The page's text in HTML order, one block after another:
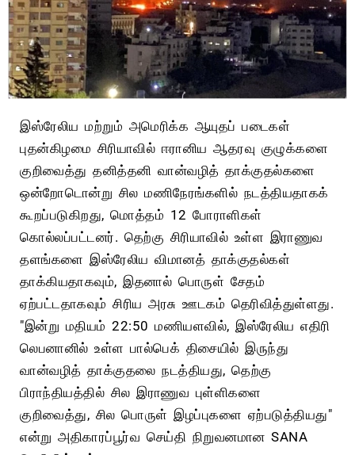
இஸ்ரேலிய மற்றும் அமெரிக்க ஆயுதப் படைகள்
புதன்கிழமை சிரியாவில் ஈரானிய ஆதரவு குழுக்களை
குறிவைத்து தனித்தனி வான்வழித் தாக்குதல்களை
ஒன்றோடொன்று சில மணிநேரங்களில் நடத்தியதாகக்
கூறப்படுகிறது, மொத்தம் 12 போராளிகள்
கொல்லப்பட்டனர். தெற்கு சிரியாவில் உள்ள இராணுவ
தளங்களை இஸ்ரேலிய விமானத் தாக்குதல்கள்
தாக்கியதாகவும், இதனால் பொருள் சேதம்
ஏற்பட்டதாகவும் சிரிய அரசு ஊடகம் தெரிவித்துள்ளது.
"இன்று மதியம் 22:50 மணியளவில், இஸ்ரேலிய எதிரி
லெபனானில் உள்ள பால்பெக் திசையில் இருந்து
வான்வழித் தாக்குதலை நடத்தியது, தெற்கு
பிராந்தியத்தில் சில இராணுவ புள்ளிகளை
குறிவைத்து, சில பொருள் இழப்புகளை ஏற்படுத்தியது"
என்று அதிகாரப்பூர்வ செய்தி நிறுவனமான SANA